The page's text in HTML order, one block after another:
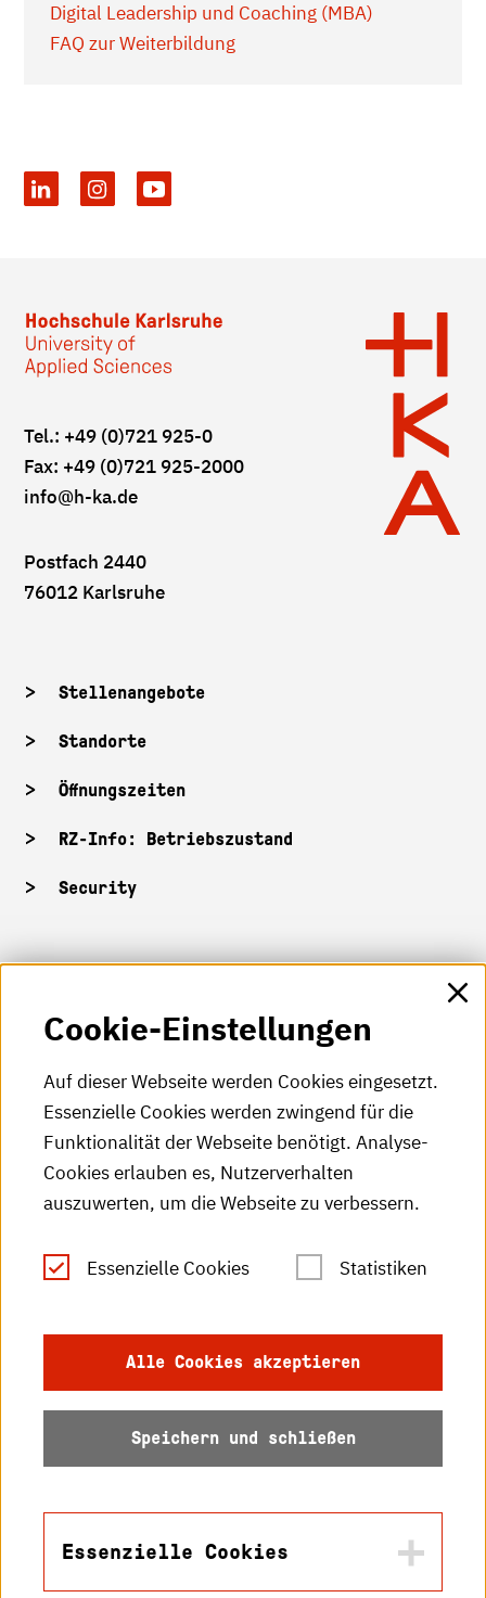
Digital Leadership und Coaching (MBA)​​​​​​
FAQ zur Weiterbildung
Tel.: +49 (0)721 925-0
Fax: +49 (0)721 925-2000
info@h-ka.de
Postfach 2440
76012 Karlsruhe
Stellenangebote
Standorte
Öffnungszeiten
RZ-Info: Betriebszustand
Security
HKA-Shop
HKA-Videos
HKA-Podcast
HKA-Publikationen
RSS-Feed
Leichte Sprache
Datenschutz
Barrierefreiheit
Cookie-Einstellungen
Auf dieser Webseite werden Cookies eingesetzt.
Essenzielle Cookies werden zwingend für die
Funktionalität der Webseite benötigt. Analyse-
Cookies erlauben es, Nutzerverhalten
auszuwerten, um die Webseite zu verbessern.
Essenzielle Cookies Statistiken
Alle Cookies akzeptieren
Speichern und schließen
Essenzielle Cookies